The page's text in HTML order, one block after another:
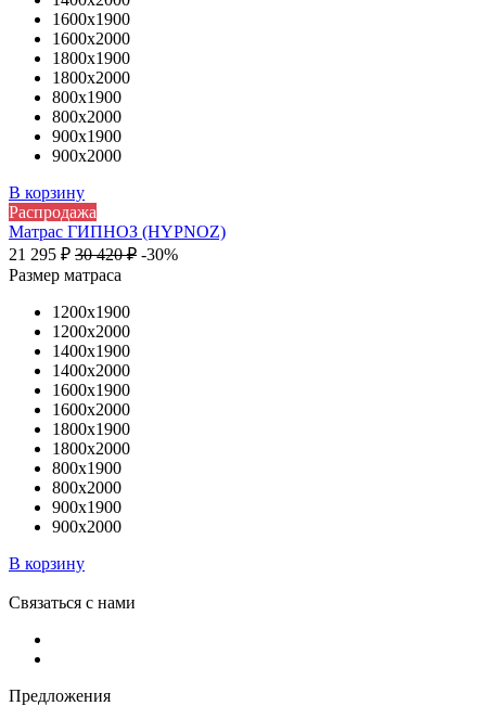
1600х1900
1600х2000
1800х1900
1800х2000
800х1900
800х2000
900х1900
900х2000
В корзину
Распродажа
Матрас ГИПНОЗ (HYPNOZ)
21 295 ₽ 30 420₽ -30%
Размер матраса
1200х1900
1200х2000
1400х1900
1400х2000
1600х1900
1600х2000
1800х1900
1800х2000
800х1900
800х2000
900х1900
900х2000
В корзину
Связаться с нами
Предложения